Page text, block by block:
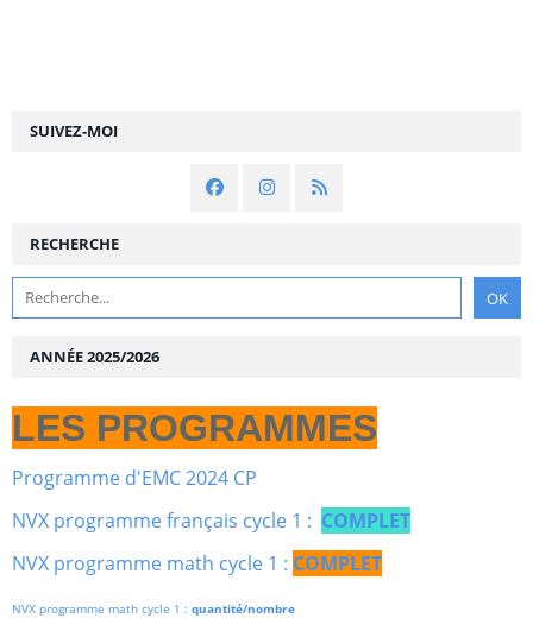
SUIVEZ-MOI
RECHERCHE
ANNÉE 2025/2026
LES PROGRAMMES
Programme d'EMC 2024 CP
NVX programme français cycle 1 : COMPLET
NVX programme math cycle 1 : COMPLET
NVX programme math cycle 1 : quantité/nombre